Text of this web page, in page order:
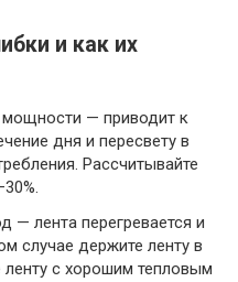
и как их
— приводит к
дня и пересвету в
Рассчитывайте
— лента перегревается и
случае держите ленту в
с хорошим тепловым